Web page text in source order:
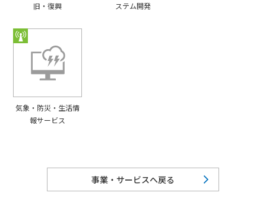
旧・復興
ステム開発
気象・防災・生活情
報サービス
事業・サービスへ戻る